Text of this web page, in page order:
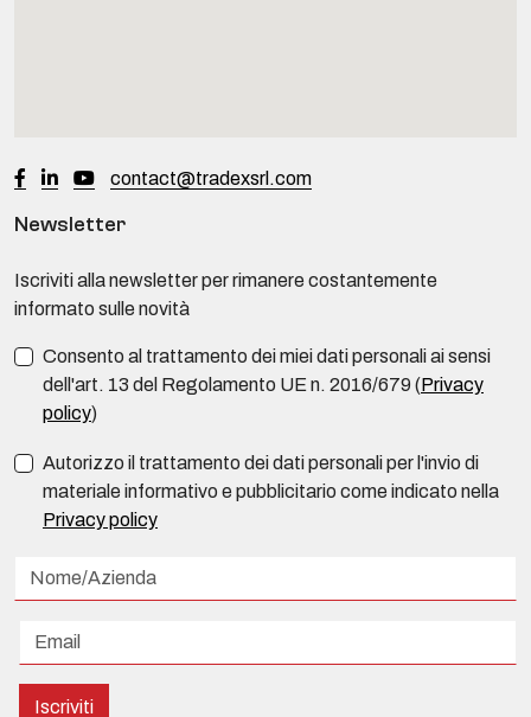
contact@tradexsrl.com
Newsletter
Iscriviti alla newsletter per rimanere costantemente
informato sulle novità
Consento al trattamento dei miei dati personali ai sensi
dell'art. 13 del Regolamento UE n. 2016/679 (Privacy
policy)
Autorizzo il trattamento dei dati personali per l'invio di
materiale informativo e pubblicitario come indicato nella
Privacy policy
Iscriviti